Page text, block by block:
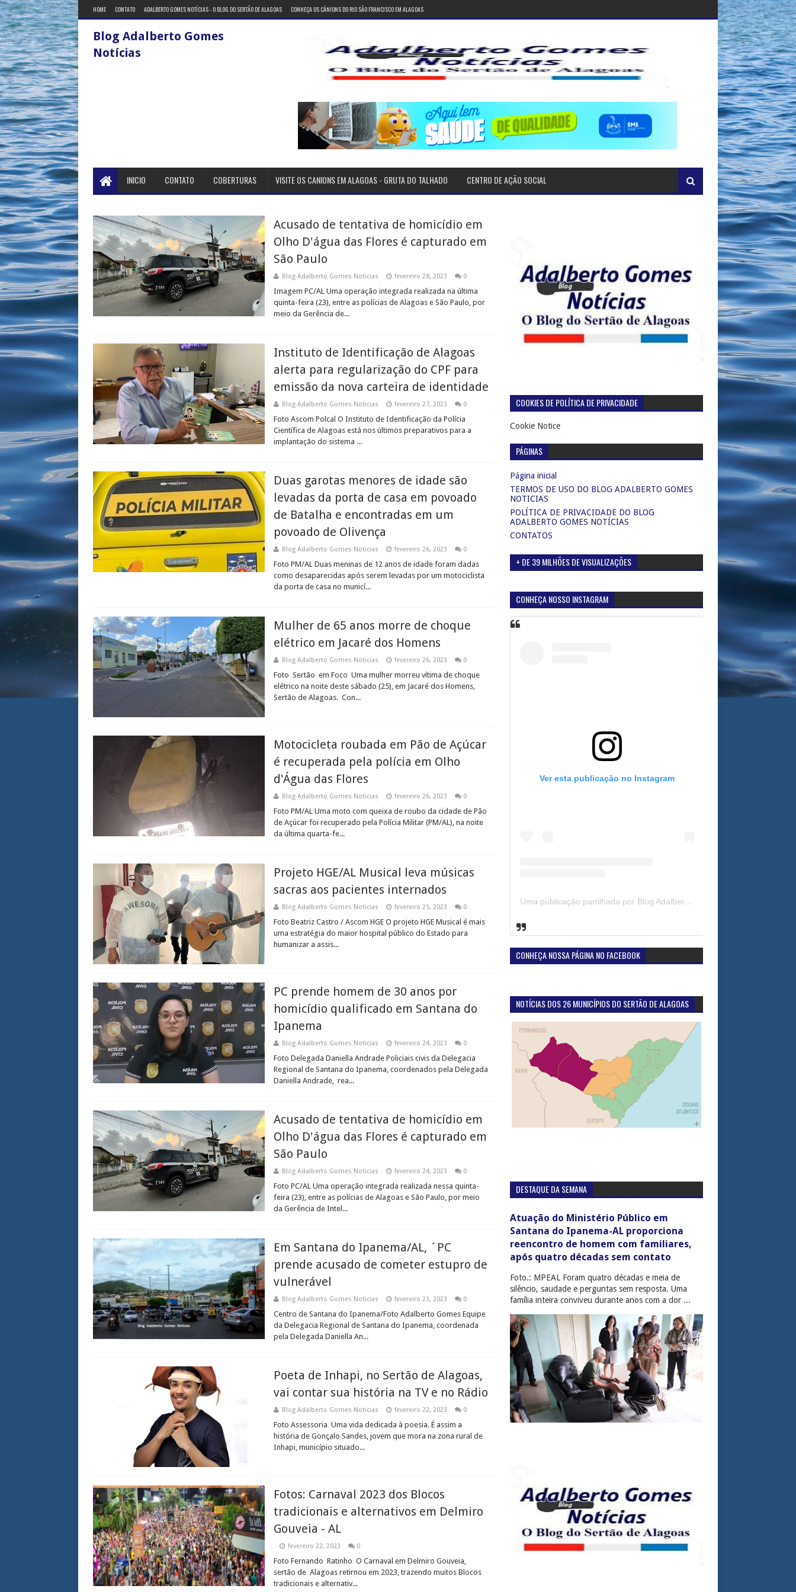
HOME CONTATO ADALBERTO GOMES NOTÍCIAS - O BLOG DO SERTÃO DE ALAGOAS CONHEÇA OS CÂNIONS DO RIO SÃO FRANCISCO EM ALAGOAS
Blog Adalberto Gomes
Notícias
INICIO CONTATO COBERTURAS VISITE OS CANIONS EM ALAGOAS - GRUTA DO TALHADO CENTRO DE AÇÃO SOCIAL
Acusado de tentativa de homicídio em
Olho D'água das Flores é capturado em
São Paulo
Blog Adalberto Gomes Noticias fevereiro 28, 2023 0
Imagem PC/AL Uma operação integrada realizada na última
quinta-feira (23), entre as polícias de Alagoas e São Paulo, por
meio da Gerência de...
Instituto de Identificação de Alagoas
alerta para regularização do CPF para
emissão da nova carteira de identidade
Blog Adalberto Gomes Noticias fevereiro 27, 2023 0
Foto Ascom Polcal O Instituto de Identificação da Polícia
Científica de Alagoas está nos últimos preparativos para a
implantação do sistema ...
Duas garotas menores de idade são
levadas da porta de casa em povoado
de Batalha e encontradas em um
povoado de Olivença
Blog Adalberto Gomes Noticias fevereiro 26, 2023 0
Foto PM/AL Duas meninas de 12 anos de idade foram dadas
como desaparecidas após serem levadas por um motociclista
da porta de casa no municí...
Mulher de 65 anos morre de choque
elétrico em Jacaré dos Homens
Blog Adalberto Gomes Noticias fevereiro 26, 2023 0
Foto Sertão em Foco Uma mulher morreu vítima de choque
elétrico na noite deste sábado (25), em Jacaré dos Homens,
Sertão de Alagoas. Con...
Motocicleta roubada em Pão de Açúcar
é recuperada pela polícia em Olho
d'Água das Flores
Blog Adalberto Gomes Noticias fevereiro 26, 2023 0
Foto PM/AL Uma moto com queixa de roubo da cidade de Pão
de Açúcar foi recuperado pela Polícia Militar (PM/AL), na noite
da última quarta-fe...
Projeto HGE/AL Musical leva músicas
sacras aos pacientes internados
Blog Adalberto Gomes Noticias fevereiro 25, 2023 0
Foto Beatriz Castro / Ascom HGE O projeto HGE Musical é mais
uma estratégia do maior hospital público do Estado para
humanizar a assis...
PC prende homem de 30 anos por
homicídio qualificado em Santana do
Ipanema
Blog Adalberto Gomes Noticias fevereiro 24, 2023 0
Foto Delegada Daniella Andrade Policiais civis da Delegacia
Regional de Santana do Ipanema, coordenados pela Delegada
Daniella Andrade, rea...
Acusado de tentativa de homicídio em
Olho D'água das Flores é capturado em
São Paulo
Blog Adalberto Gomes Noticias fevereiro 24, 2023 0
Foto PC/AL Uma operação integrada realizada nessa quinta-
feira (23), entre as polícias de Alagoas e São Paulo, por meio
da Gerência de Intel...
Em Santana do Ipanema/AL, ´PC
prende acusado de cometer estupro de
vulnerável
Blog Adalberto Gomes Noticias fevereiro 23, 2023 0
Centro de Santana do Ipanema/Foto Adalberto Gomes Equipe
da Delegacia Regional de Santana do Ipanema, coordenada
pela Delegada Daniella An...
Poeta de Inhapi, no Sertão de Alagoas,
vai contar sua história na TV e no Rádio
Blog Adalberto Gomes Noticias fevereiro 22, 2023 0
Foto Assessoria Uma vida dedicada à poesia. É assim a
história de Gonçalo Sandes, jovem que mora na zona rural de
Inhapi, município situado...
Fotos: Carnaval 2023 dos Blocos
tradicionais e alternativos em Delmiro
Gouveia - AL
fevereiro 22, 2023 0
Foto Fernando Ratinho O Carnaval em Delmiro Gouveia,
sertão de Alagoas retirnou em 2023, trazendo muitos Blocos
tradicionais e alternativ...
COOKIES DE POLÍTICA DE PRIVACIDADE
Cookie Notice
PÁGINAS
Página inicial
TERMOS DE USO DO BLOG ADALBERTO GOMES
NOTICIAS
POLÍTICA DE PRIVACIDADE DO BLOG
ADALBERTO GOMES NOTÍCIAS
CONTATOS
+ DE 39 MILHÕES DE VISUALIZAÇÕES
CONHEÇA NOSSO INSTAGRAM
Ver esta publicação no Instagram
Uma publicação partilhada por Blog Adalberto Gomes Noticias (@blogadalbertogomesnoticiass)
CONHEÇA NOSSA PÁGINA NO FACEBOOK
NOTÍCIAS DOS 26 MUNICÍPIOS DO SERTÃO DE ALAGOAS
DESTAQUE DA SEMANA
Atuação do Ministério Público em
Santana do Ipanema-AL proporciona
reencontro de homem com familiares,
após quatro décadas sem contato
Foto.: MPEAL Foram quatro décadas e meia de
silêncio, saudade e perguntas sem resposta. Uma
família inteira conviveu durante anos com a dor ...